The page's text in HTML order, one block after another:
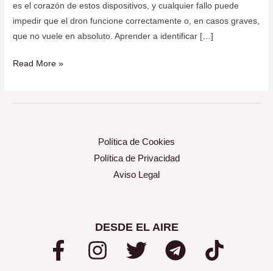
es el corazón de estos dispositivos, y cualquier fallo puede
impedir que el dron funcione correctamente o, en casos graves,
que no vuele en absoluto. Aprender a identificar […]
Read More »
Política de Cookies
Política de Privacidad
Aviso Legal
DESDE EL AIRE